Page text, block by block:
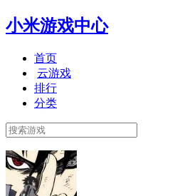
小米游戏中心
首页
云游戏
排行
分类